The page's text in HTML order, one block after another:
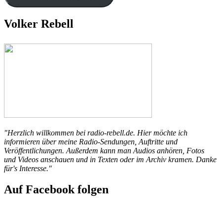
Volker Rebell
"Herzlich willkommen bei radio-rebell.de. Hier möchte ich
informieren über meine Radio-Sendungen, Auftritte und
Veröffentlichungen. Außerdem kann man Audios anhören, Fotos
und Videos anschauen und in Texten oder im Archiv kramen. Danke
für's Interesse."
Auf Facebook folgen